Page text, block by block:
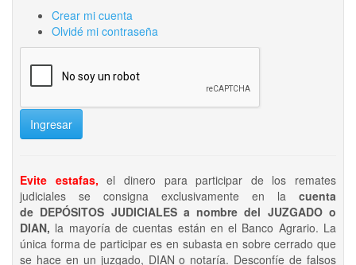
Crear mi cuenta
Olvidé mi contraseña
Ingresar
Evite estafas, el dinero para participar de los remates
judiciales se consigna exclusivamente en la cuenta
de DEPÓSITOS JUDICIALES a nombre del JUZGADO o
DIAN, la mayoría de cuentas están en el Banco Agrario. La
única forma de participar es en subasta en sobre cerrado que
se hace en un juzgado, DIAN o notaría. Desconfíe de falsos